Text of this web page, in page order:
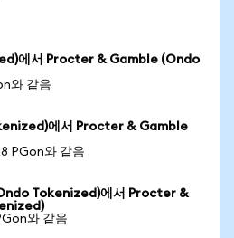
에서 Procter & Gamble (Ondo
와 같음
에서 Procter & Gamble
PGon와 같음
Tokenized)에서 Procter &
와 같음